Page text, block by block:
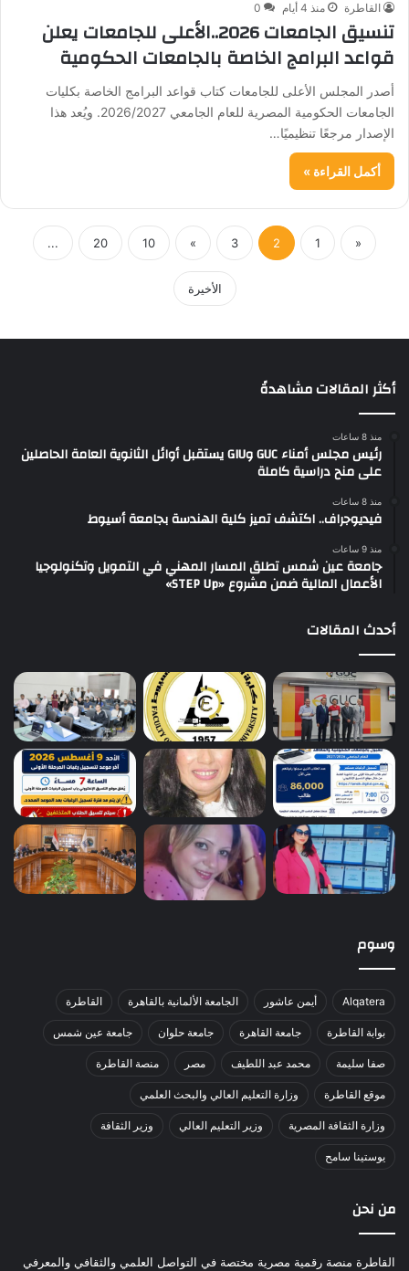
القاطرة منذ 4 أيام 0
تنسيق الجامعات 2026..الأعلى للجامعات يعلن
قواعد البرامج الخاصة بالجامعات الحكومية
أصدر المجلس الأعلى للجامعات كتاب قواعد البرامج الخاصة بكليات
الجامعات الحكومية المصرية للعام الجامعي 2026/2027. ويُعد هذا
الإصدار مرجعًا تنظيميًا…
أكمل القراءة »
«
1
2
3
»
10
20
...
الأخيرة
أكثر المقالات مشاهدةً
منذ 8 ساعات
رئيس مجلس أمناء GUC وGIU يستقبل أوائل الثانوية العامة الحاصلين
على منح دراسية كاملة
منذ 8 ساعات
فيديوجراف.. اكتشف تميز كلية الهندسة بجامعة أسيوط
منذ 9 ساعات
جامعة عين شمس تطلق المسار المهني في التمويل وتكنولوجيا
الأعمال المالية ضمن مشروع «STEP Up»
أحدث المقالات
وسوم
Alqatera أيمن عاشور الجامعة الألمانية بالقاهرة القاطرة
بوابة القاطرة جامعة القاهرة جامعة حلوان جامعة عين شمس
صفا سليمة محمد عبد اللطيف مصر منصة القاطرة
موقع القاطرة وزارة التعليم العالي والبحث العلمي
وزارة الثقافة المصرية وزير التعليم العالي وزير الثقافة
يوستينا سامح
من نحن
القاطرة منصة رقمية مصرية مختصة في التواصل العلمي والثقافي والمعرفي